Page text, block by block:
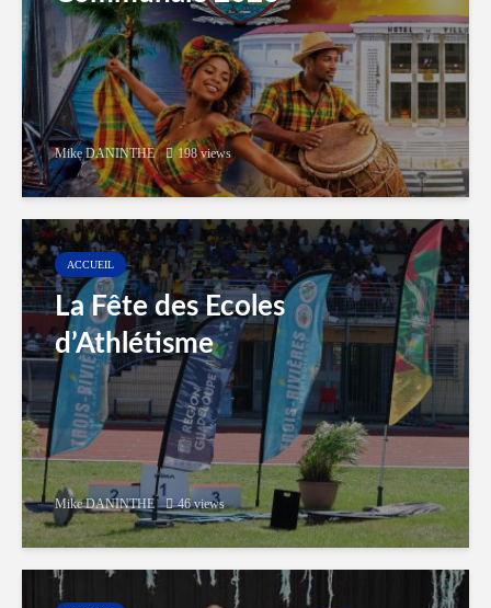
Mike DANINTHE 198 views
ACCUEIL
La Fête des Ecoles
d’Athlétisme
Mike DANINTHE 46 views